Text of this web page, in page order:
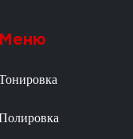
Меню